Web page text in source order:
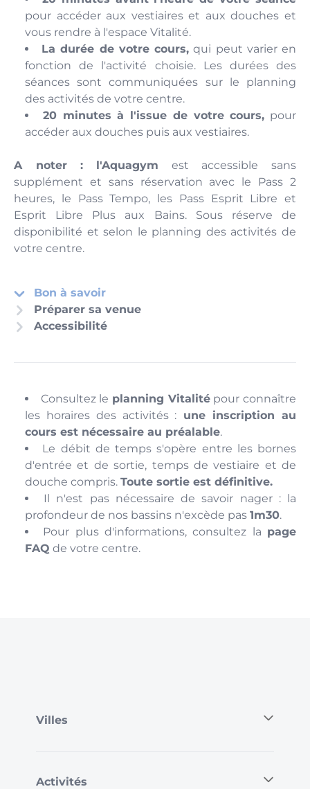
pour accéder aux vestiaires et aux douches et
vous rendre à l'espace Vitalité.
La durée de votre cours, qui peut varier en
fonction de l'activité choisie. Les durées des
séances sont communiquées sur le planning
des activités de votre centre.
20 minutes à l'issue de votre cours, pour
accéder aux douches puis aux vestiaires.
A noter : l'Aquagym est accessible sans
supplément et sans réservation avec le Pass 2
heures, le Pass Tempo, les Pass Esprit Libre et
Esprit Libre Plus aux Bains. Sous réserve de
disponibilité et selon le planning des activités de
votre centre.
Bon à savoir
Préparer sa venue
Accessibilité
Consultez le planning Vitalitépour connaître
les horaires des activités : une inscription au
cours est nécessaire au préalable.
Le débit de temps s'opère entre les bornes
d'entrée et de sortie, temps de vestiaire et de
douche compris. Toute sortie est définitive.
Il n'est pas nécessaire de savoir nager : la
profondeur de nos bassins n'excède pas 1m30.
Pour plus d'informations, consultez la page
FAQ de votre centre.
Villes
Activités